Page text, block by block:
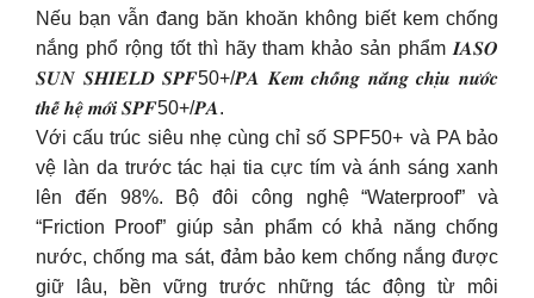
Nếu bạn vẫn đang băn khoăn không biết kem chống
nắng phổ rộng tốt thì hãy tham khảo sản phẩm 𝑰𝑨𝑺𝑶
𝑺𝑼𝑵 𝑺𝑯𝑰𝑬𝑳𝑫 𝑺𝑷𝑭50+/𝑷𝑨 𝑲𝒆𝒎 𝒄𝒉𝒐̂́𝒏𝒈 𝒏𝒂̆́𝒏𝒈 𝒄𝒉𝒊̣𝒖 𝒏𝒖̛𝒐̛́𝒄
𝒕𝒉𝒆̂́ 𝒉𝒆̣̂ 𝒎𝒐̛́𝒊 𝑺𝑷𝑭50+/𝑷𝑨.
Với cấu trúc siêu nhẹ cùng chỉ số SPF50+ và PA bảo
vệ làn da trước tác hại tia cực tím và ánh sáng xanh
lên đến 98%. Bộ đôi công nghệ “Waterproof” và
“Friction Proof” giúp sản phẩm có khả năng chống
nước, chống ma sát, đảm bảo kem chống nắng được
giữ lâu, bền vững trước những tác động từ môi